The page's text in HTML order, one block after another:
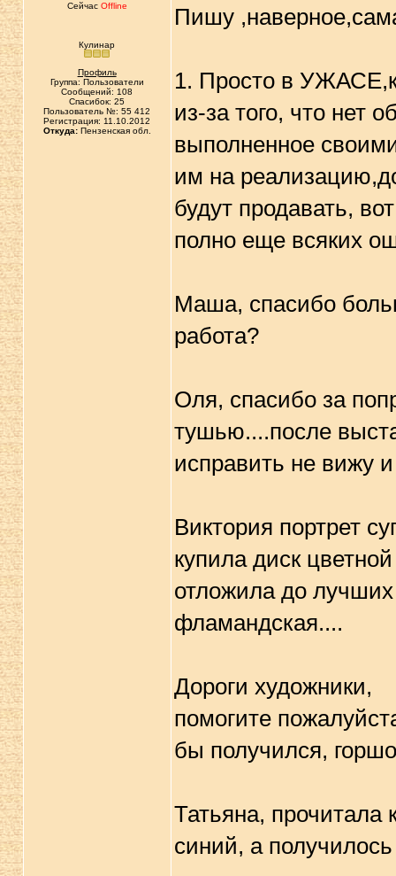
Сейчас Offline
Кулинар
Профиль
Группа: Пользователи
Сообщений: 108
Спасибок: 25
Пользователь №: 55 412
Регистрация: 11.10.2012
Откуда:Пензенская обл.
Пишу
1. Просто в
из-за того, что нет
выполненное
им на
будут продавать,
полно еще всяких
Маша, спасибо
работа?
Оля, спасибо за
тушью....после
исправить не вижу
Виктория портрет
купила диск
отложила до лучших
фламандская....
Дороги художники,
помогите
бы получился,
Татьяна, прочитала
синий, а